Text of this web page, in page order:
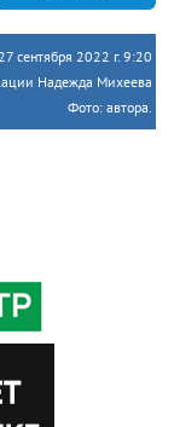
27 сентября 2022 г. 9:20
Надежда Михеева
Фото: автора.